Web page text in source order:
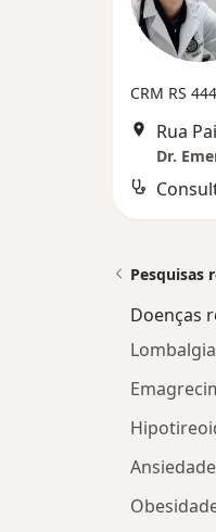
CRM RS
Rua
Dr.
Pesquisas
Doenças